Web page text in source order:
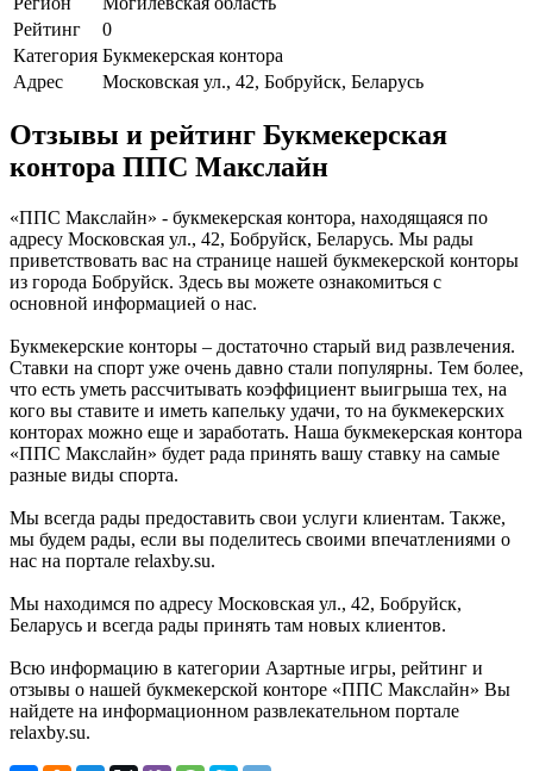
Рейтинг
0
Категория Букмекерская контора
Адрес
Московская ул., 42, Бобруйск, Беларусь
Отзывы и рейтинг Букмекерская
контора ППС Макслайн
«ППС Макслайн» - букмекерская контора, находящаяся по
адресу Московская ул., 42, Бобруйск, Беларусь. Мы рады
приветствовать вас на странице нашей букмекерской конторы
из города Бобруйск. Здесь вы можете ознакомиться с
основной информацией о нас.
Букмекерские конторы – достаточно старый вид развлечения.
Ставки на спорт уже очень давно стали популярны. Тем более,
что есть уметь рассчитывать коэффициент выигрыша тех, на
кого вы ставите и иметь капельку удачи, то на букмекерских
конторах можно еще и заработать. Наша букмекерская контора
«ППС Макслайн» будет рада принять вашу ставку на самые
разные виды спорта.
Мы всегда рады предоставить свои услуги клиентам. Также,
мы будем рады, если вы поделитесь своими впечатлениями о
нас на портале relaxby.su.
Мы находимся по адресу Московская ул., 42, Бобруйск,
Беларусь и всегда рады принять там новых клиентов.
Всю информацию в категории Азартные игры, рейтинг и
отзывы о нашей букмекерской конторе «ППС Макслайн» Вы
найдете на информационном развлекательном портале
relaxby.su.